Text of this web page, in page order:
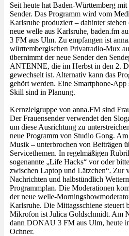
Seit heute hat Baden-Württemberg
Sender. Das Programm wird vom
Karlsruhe produziert – dahinter
neue welle aus Karlsruhe, baden.fm
3 FM aus Ulm. Zu empfangen ist
württembergischen Privatradio-Mux
übernimmt der neue Sender den
ANTENNE, die im Herbst in den 2.
gewechselt ist. Alternativ kann das
gehört werden. Eine Smartphone-
Skill sind in Planung.
Kernzielgruppe von anna.FM sind
Der Frauensender verwendet den
um diese Ausrichtung zu
neue Programm von Studio Gong.
Musik – unterbrochen von Beiträgen
Servicethemen. In regelmäßigen
sogenannte „Life Hacks“ vor oder
zwischen Laptop und Lätzchen“. Zur
Nachrichten und halbstündlich
Programmplan. Die Moderationen
der neue welle-
Karlsruhe. Die Mittagsschiene steuert
Mikrofon ist Julica Goldschmidt. Am
dann DONAU 3 FM aus Ulm, heute
Ochner.